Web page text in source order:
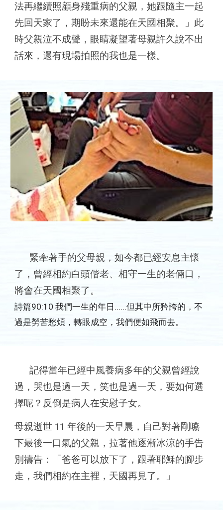
法再繼續照顧身殘重病的父親，她跟隨主一起
先回天家了，期盼未來還能在天國相聚。」此
時父親泣不成聲，眼睛凝望著母親許久說不出
話來，還有現場拍照的我也是一樣。
緊牽著手的父母親，如今都已經安息主懷
了，曾經相約白頭偕老、相守一生的老倆口，
將會在天國相聚了。
詩篇90:10 我們一生的年日......但其中所矜誇的，不
過是勞苦愁煩，轉眼成空，我們便如飛而去。
記得當年已經中風養病多年的父親曾經說
過，哭也是過一天，笑也是過一天，要如何選
擇呢？ 反倒是病人在安慰子女。
母親逝世 11 年後的一天早晨，自己對著剛嚥
下最後一口氣的父親，拉著他逐漸冰涼的手告
別禱告：「爸爸可以放下了，跟著耶穌的腳步
走，我們相約在主裡，天國再見了。」